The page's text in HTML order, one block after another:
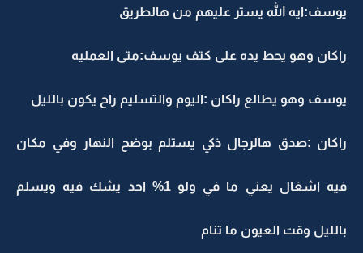
يوسف:ايه الله يستر عليهم من هالطريق
راكان وهو يحط يده على كتف يوسف:متى العمليه
يوسف وهو يطالع راكان :اليوم والتسليم راح يكون بالليل
راكان :صدق هالرجال ذكي يستلم بوضح النهار وفي مكان
فيه اشغال يعني ما في ولو 1% احد يشك فيه ويسلم
بالليل وقت العيون ما تنام